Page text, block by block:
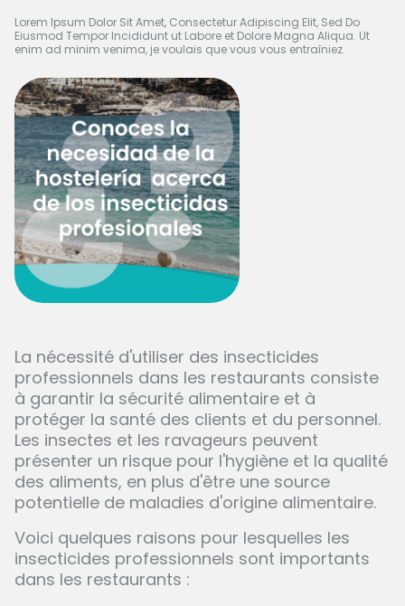
Lorem Ipsum Dolor Sit Amet, Consectetur Adipiscing Elit, Sed Do
Eiusmod Tempor Incididunt ut Labore et Dolore Magna Aliqua. Ut
enim ad minim venima, je voulais que vous vous entraîniez.
La nécessité d'utiliser des insecticides
professionnels dans les restaurants consiste
à garantir la sécurité alimentaire et à
protéger la santé des clients et du personnel.
Les insectes et les ravageurs peuvent
présenter un risque pour l'hygiène et la qualité
des aliments, en plus d'être une source
potentielle de maladies d'origine alimentaire.
Voici quelques raisons pour lesquelles les
insecticides professionnels sont importants
dans les restaurants :